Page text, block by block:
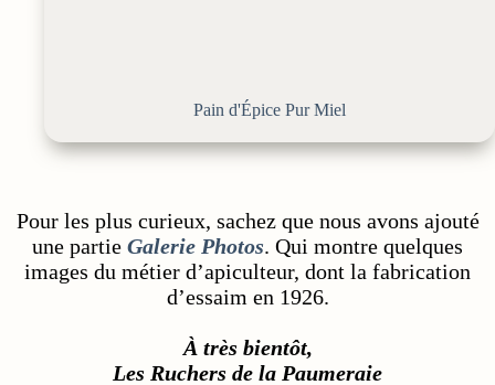
Pain d'Épice Pur Miel
Pour les plus curieux, sachez que nous avons ajouté
une partie Galerie Photos. Qui montre quelques
images du métier d’apiculteur, dont la fabrication
d’essaim en 1926.
À très bientôt,
Les Ruchers de la Paumeraie